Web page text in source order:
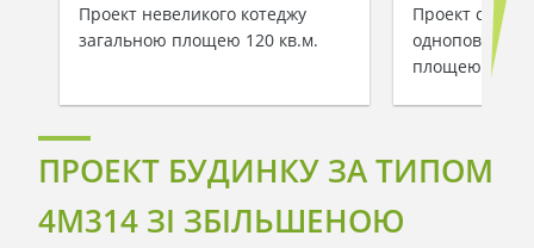
Проект невеликого котеджу
загальною площею 120 кв.м.
Проект
площею 90
ПРОЕКТ БУДИНКУ ЗА ТИПОМ
4M314 ЗІ ЗБІЛЬШЕНОЮ